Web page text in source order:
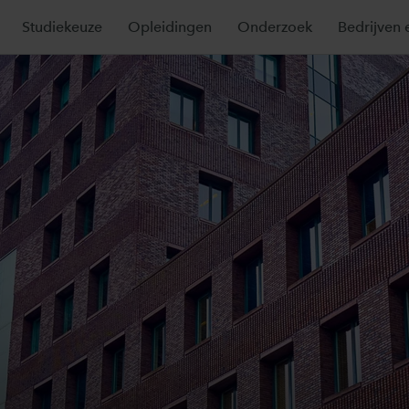
Studiekeuze Opleidingen Onderzoek Bedrijven